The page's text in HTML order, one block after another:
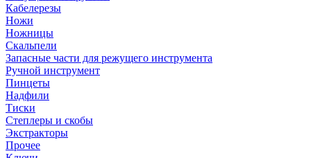
Кабелерезы
Ножи
Ножницы
Скальпели
Запасные части для режущего инструмента
Ручной инструмент
Пинцеты
Надфили
Тиски
Степлеры и скобы
Экстракторы
Прочее